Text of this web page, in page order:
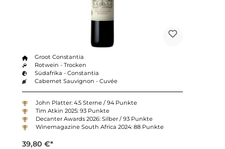
Groot Constantia
Rotwein - Trocken
Südafrika - Constantia
Cabernet Sauvignon - Cuvée
John Platter: 4.5 Sterne / 94 Punkte
Tim Atkin 2025: 93 Punkte
Decanter Awards 2026: Silber / 93 Punkte
Winemagazine South Africa 2024: 88 Punkte
39,80 €*